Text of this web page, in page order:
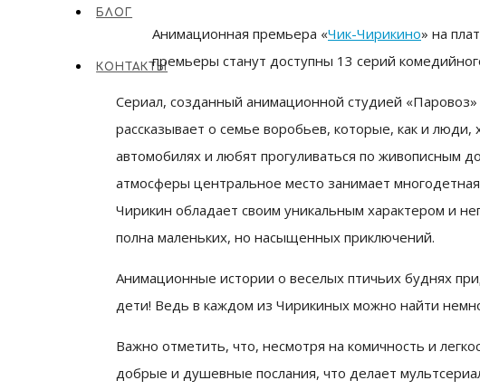
БЛОГ
КОНТАКТЫ
Анимационная премьера «Чик-Чирикино» на
премьеры станут доступны 13 серий
Сериал, созданный анимационной студией
рассказывает о семье воробьев, которые, как и люди,
автомобилях и любят прогуливаться по живописным
атмосферы центральное место занимает
Чирикин обладает своим уникальным характером и
полна маленьких, но насыщенных приключений.
Анимационные истории о веселых птичьих буднях
дети! Ведь в каждом из Чирикиных можно найти
Важно отметить, что, несмотря на комичность и
добрые и душевные послания, что делает